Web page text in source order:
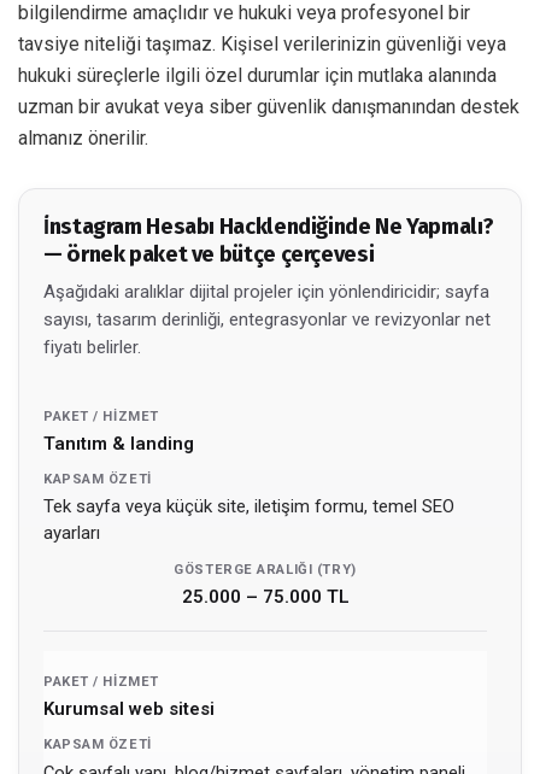
bilgilendirme amaçlıdır ve hukuki veya profesyonel bir
tavsiye niteliği taşımaz. Kişisel verilerinizin güvenliği veya
hukuki süreçlerle ilgili özel durumlar için mutlaka alanında
uzman bir avukat veya siber güvenlik danışmanından destek
almanız önerilir.
İ̇nstagram Hesabı Hacklendiğinde Ne Yapmalı?
— örnek paket ve bütçe çerçevesi
Aşağıdaki aralıklar dijital projeler için yönlendiricidir; sayfa
sayısı, tasarım derinliği, entegrasyonlar ve revizyonlar net
fiyatı belirler.
Tanıtım & landing
Tek sayfa veya küçük site, iletişim formu, temel SEO
ayarları
25.000 – 75.000 TL
Kurumsal web sitesi